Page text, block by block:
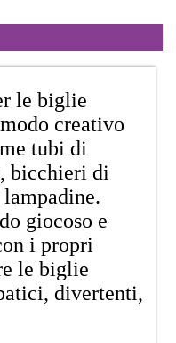
le biglie
creativo
tubi di
bicchieri di
giocoso e
i propri
le biglie
divertenti,